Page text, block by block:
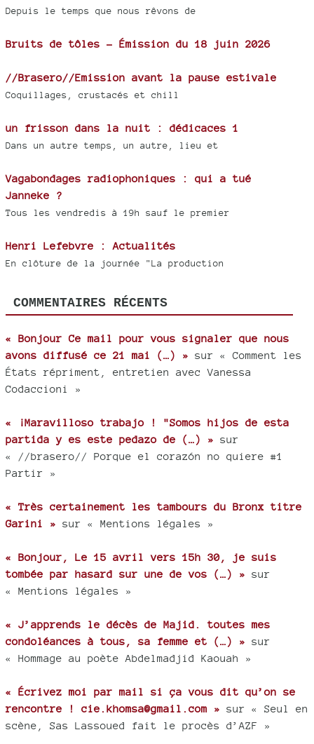
Depuis le temps que nous rêvons de
Bruits de tôles - Émission du 18 juin 2026
//Brasero//Emission avant la pause estivale
Coquillages, crustacés et chill
un frisson dans la nuit : dédicaces 1
Dans un autre temps, un autre, lieu et
Vagabondages radiophoniques : qui a tué
Janneke ?
Tous les vendredis à 19h sauf le premier
Henri Lefebvre : Actualités
En clôture de la journée "La production
COMMENTAIRES RÉCENTS
« Bonjour Ce mail pour vous signaler que nous
avons diffusé ce 21 mai (…) » sur « Comment les
États répriment, entretien avec Vanessa
Codaccioni »
« ¡Maravilloso trabajo ! "Somos hijos de esta
partida y es este pedazo de (…) » sur
« //brasero// Porque el corazón no quiere #1
Partir »
« Très certainement les tambours du Bronx titre
Garini » sur « Mentions légales »
« Bonjour, Le 15 avril vers 15h 30, je suis
tombée par hasard sur une de vos (…) » sur
« Mentions légales »
« J’apprends le décès de Majid. toutes mes
condoléances à tous, sa femme et (…) » sur
« Hommage au poète Abdelmadjid Kaouah »
« Écrivez moi par mail si ça vous dit qu’on se
rencontre ! cie.khomsa@gmail.com » sur « Seul en
scène, Sas Lassoued fait le procès d’AZF »